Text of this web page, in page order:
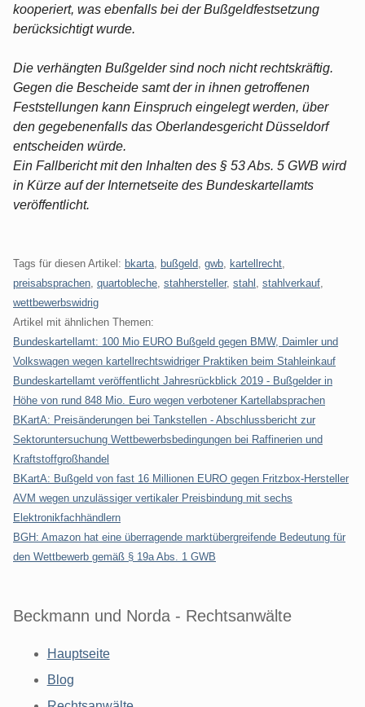
kooperiert, was ebenfalls bei der Bußgeldfestsetzung
berücksichtigt wurde.
Die verhängten Bußgelder sind noch nicht rechtskräftig.
Gegen die Bescheide samt der in ihnen getroffenen
Feststellungen kann Einspruch eingelegt werden, über
den gegebenenfalls das Oberlandesgericht Düsseldorf
entscheiden würde.
Ein Fallbericht mit den Inhalten des § 53 Abs. 5 GWB wird
in Kürze auf der Internetseite des Bundeskartellamts
veröffentlicht.
Tags für diesen Artikel: bkarta bußgeld gwb kartellrecht
preisabsprachen quartobleche stahhersteller, stahl stahlverkauf
wettbewerbswidrig
Artikel mit ähnlichen Themen:
Bundeskartellamt: 100 Mio EURO Bußgeld gegen BMW, Daimler und
Volkswagen wegen kartellrechtswidriger Praktiken beim Stahleinkauf
Bundeskartellamt veröffentlicht Jahresrückblick 2019 - Bußgelder in
Höhe von rund 848 Mio. Euro wegen verbotener Kartellabsprachen
BKartA: Preisänderungen bei Tankstellen - Abschlussbericht zur
Sektoruntersuchung Wettbewerbsbedingungen bei Raffinerien und
Kraftstoffgroßhandel
BKartA: Bußgeld von fast 16 Millionen EURO gegen Fritzbox-Hersteller
AVM wegen unzulässiger vertikaler Preisbindung mit sechs
Elektronikfachhändlern
BGH: Amazon hat eine überragende marktübergreifende Bedeutung für
den Wettbewerb gemäß § 19a Abs. 1 GWB
Beckmann und Norda - Rechtsanwälte
Hauptseite
Blog